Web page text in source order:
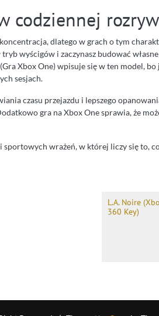
codziennej
dlatego w grach o tym
tryb wyścigów i zaczynasz budować
Xbox One) wpisuje się w ten model,
sesjach.
czasu przejazdu i lepszego
gra na Xbox One sprawia, że
wrażeń, w której liczy się to,
L.A. Noire
360 Key)